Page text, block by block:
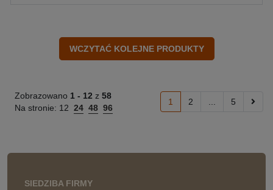
Zobrazowano 1 - 12 z 58
Na stronie: 12 24 48 96
1 2 5
SIEDZIBA FIRMY